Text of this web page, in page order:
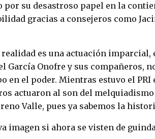
su desastroso papel en la
gracias a consejeros como
es una actuación imparcial,
García Onofre y sus compañeros,
en el poder. Mientras estuvo el PRI
actuaron al son del
Valle, pues ya sabemos la
imagen si ahora se visten de